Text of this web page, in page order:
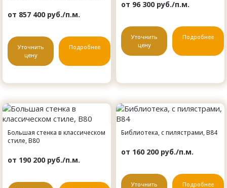
от 857 400 руб./п.м.
Уточнить
цену
Подробнее
от 96 300 руб./п.м.
Уточнить
цену
Подробнее
Большая стенка в классическом
стиле, B80
от 190 200 руб./п.м.
Библиотека, с пилястрами, B84
от 160 200 руб./п.м.
Уточнить
Подробнее